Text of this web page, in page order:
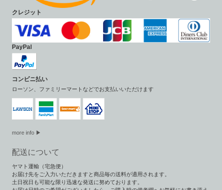
クレジット
PayPal
コンビニ払い
ローソン、ファミリーマートなどでお支払いいただけます
more info ▶
配送について
ヤマト運輸（宅急便）
お届け先をご入力いただきますと商品毎の送料が適用されます。
土日祝日も可能な限り迅速な発送に努めております。